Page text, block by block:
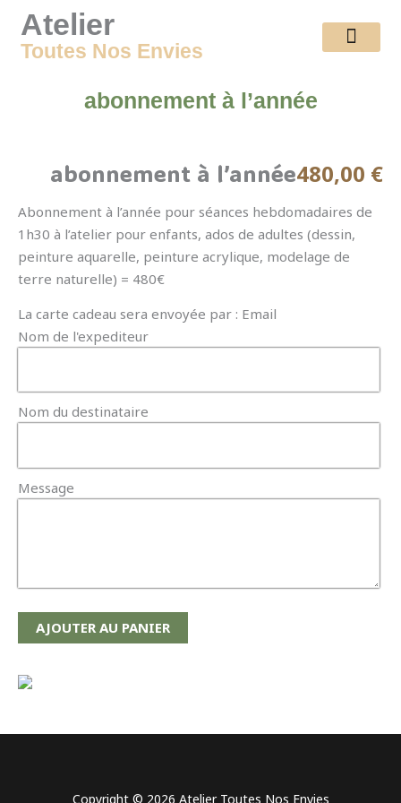
Atelier
Toutes Nos Envies
abonnement à l’année
480,00 €
abonnement à l’année
Abonnement à l’année pour séances hebdomadaires de
1h30 à l’atelier pour enfants, ados de adultes (dessin,
peinture aquarelle, peinture acrylique, modelage de
terre naturelle) = 480€
La carte cadeau sera envoyée par : Email
Nom de l'expediteur
Nom du destinataire
Message
AJOUTER AU PANIER
Copyright © 2026 Atelier Toutes Nos Envies